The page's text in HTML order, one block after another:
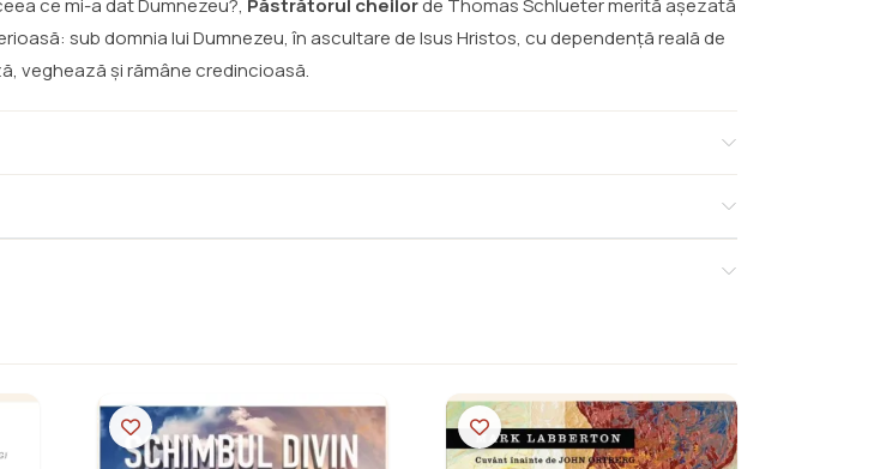
ce mi-a dat Dumnezeu?, Păstrătorul cheilorde Thomas Schlueter merită așezată
sub domnia lui Dumnezeu, în ascultare de Isus Hristos, cu dependență reală de
veghează și rămâne credincioasă.